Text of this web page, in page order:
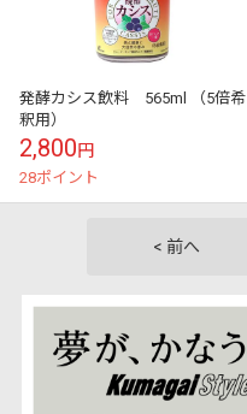
発酵カシス飲料 565ml （5倍希
釈用）
2,800円
28ポイント
< 前へ